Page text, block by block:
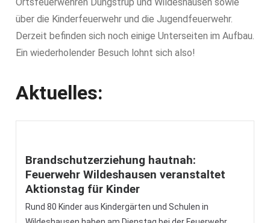
über die Kinderfeuerwehr und die Jugendfeuerwehr.
Derzeit befinden sich noch einige Unterseiten im Aufbau.
Ein wiederholender Besuch lohnt sich also!
Aktuelles:
Brandschutzerziehung hautnah:
Feuerwehr Wildeshausen veranstaltet
Aktionstag für Kinder
Rund 80 Kinder aus Kindergärten und Schulen in